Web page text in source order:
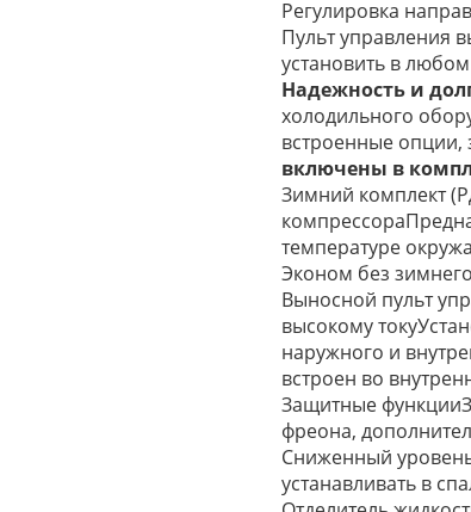
Регулировка
Пульт управления
установить в
Надежность и
холодильного
встроенные опции,
включены в
Зимний комплект
температуре
Эконом без
Выносной пульт
высокому
наружного и
встроен во
Защитные
фреона,
Сниженный
устанавливать в